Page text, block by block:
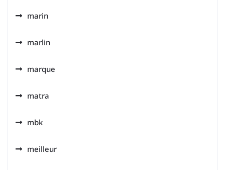
marin
marlin
marque
matra
mbk
meilleur